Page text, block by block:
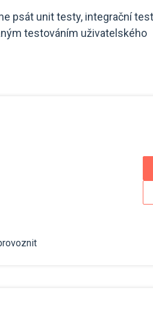
psát unit testy, integrační
testováním uživatelského